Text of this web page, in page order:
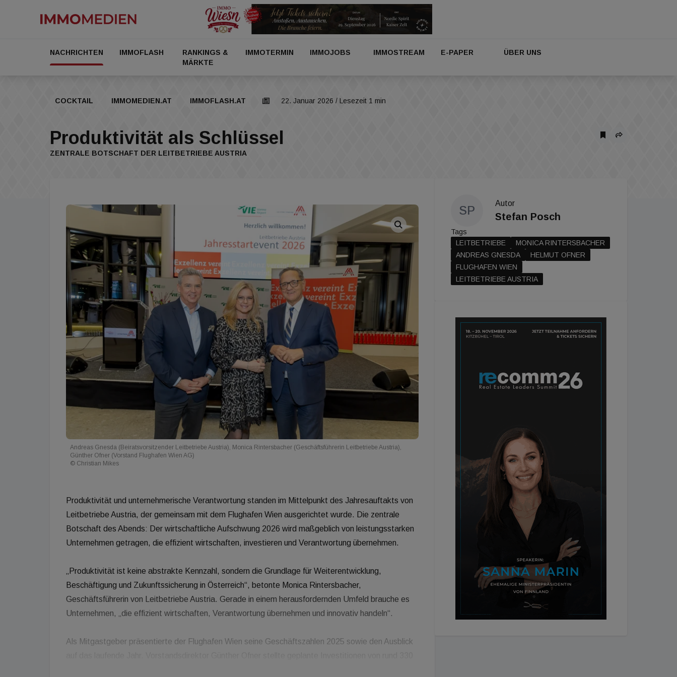
NACHRICHTEN IMMOFLASH
RANKINGS &
MÄRKTE
IMMOTERMIN IMMOJOBS IMMOSTREAM E-PAPER ÜBER UNS
COCKTAIL IMMOMEDIEN.AT IMMOFLASH.AT 22. Januar 2026 / Lesezeit 1 min
Produktivität als Schlüssel
ZENTRALE BOTSCHAFT DER LEITBETRIEBE AUSTRIA
Andreas Gnesda (Beiratsvorsitzender Leitbetriebe Austria), Monica Rintersbacher (Geschäftsführerin Leitbetriebe Austria),
Günther Ofner (Vorstand Flughafen Wien AG)
© Christian Mikes
Produktivität und unternehmerische Verantwortung standen im Mittelpunkt des Jahresauftakts von
Leitbetriebe Austria, der gemeinsam mit dem Flughafen Wien ausgerichtet wurde. Die zentrale
Botschaft des Abends: Der wirtschaftliche Aufschwung 2026 wird maßgeblich von leistungsstarken
Unternehmen getragen, die effizient wirtschaften, investieren und Verantwortung übernehmen.
„Produktivität ist keine abstrakte Kennzahl, sondern die Grundlage für Weiterentwicklung,
Beschäftigung und Zukunftssicherung in Österreich“, betonte Monica Rintersbacher,
Geschäftsführerin von Leitbetriebe Austria. Gerade in einem herausfordernden Umfeld brauche es
Unternehmen, „die effizient wirtschaften, Verantwortung übernehmen und innovativ handeln“.
Als Mitgastgeber präsentierte der Flughafen Wien seine Geschäftszahlen 2025 sowie den Ausblick
SP
Autor
Stefan Posch
Tags
LEITBETRIEBE
MONICA RINTERSBACHER
ANDREAS GNESDA
HELMUT OFNER
FLUGHAFEN WIEN
LEITBETRIEBE AUSTRIA